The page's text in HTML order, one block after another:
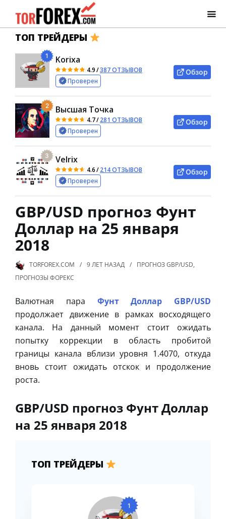
ТОП ТРЕЙДЕРЫ
1 Korixa
4.9/387 ОТЗЫВОВ
Проверен
Обзор
2 Высшая Точка
4.7/281 ОТЗЫВОВ
Проверен
Обзор
3 Velrix
4.6/214 ОТЗЫВОВ
Проверен
Обзор
GBP/USD прогноз Фунт
Доллар на 25 января
2018
TORFOREX.COM 9 ЛЕТ НАЗАД ПРОГНОЗ GBP/USD,
ПРОГНОЗЫ ФОРЕКС
Валютная пара Фунт Доллар GBP/USD
продолжает движение в рамках восходящего
канала. На данный момент стоит ожидать
попытку коррекции в область пробитой
границы канала вблизи уровня 1.4070, откуда
вновь стоит ожидать отскок и продолжение
роста.
GBP/USD прогноз Фунт Доллар
на 25 января 2018
ТОП ТРЕЙДЕРЫ
1